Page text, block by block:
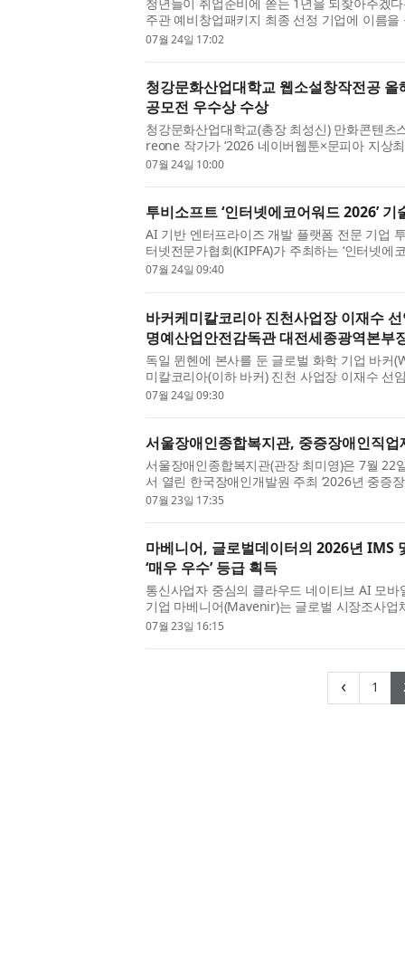
청년들이 취업준비에 쏟는 1년을 되찾아주겠
주관 예비창업패키지 최종 선정 기업에 이름
커리어AI’를 개발하는 하이퍼커브(대표 손양모)
07월 24일 17:02
청강문화산업대학교 웹소설창작전공
공모전 우수상 수상
청강문화산업대학교(총장 최성신) 만화콘텐츠
reone 작가가 ‘2026 네이버웹툰×문피아 지상
았다. 수상작은 ‘미국에서 태권도장을 여니 이
07월 24일 10:00
투비소프트 ‘인터넷에코어워드 2026’
AI 기반 엔터프라이즈 개발 플랫폼 전문 기업
터넷전문가협회(KIPFA)가 주최하는 ‘인터넷에
수상했다고 24일 밝혔다. 시상식은 지난 23일
07월 24일 09:40
바커케미칼코리아 진천사업장 이재수
명예산업안전감독관 대전세종광역본부
독일 뮌헨에 본사를 둔 글로벌 화학 기업 바커
미칼코리아(이하 바커) 진천 사업장 이재수 선
산업안전보건공단에서 주관한 지역보건대회(
07월 24일 09:30
서울장애인종합복지관, 중증장애인직
서울장애인종합복지관(관장 최미영)은 7월 22
서 열린 한국장애인개발원 주최 ‘2026년 중증
례 공모전’에서 인공지능(AI) 활용 직무 개발 분
07월 23일 17:35
마베니어, 글로벌데이터의 2026년 IMS
‘매우 우수’ 등급 획득
통신사업자 중심의 클라우드 네이티브 AI 모
기업 마베니어(Mavenir)는 글로벌 시장조사
한 ‘2026년 6월 IMS 및 음성 코어 경쟁 구도 평
07월 23일 16:15
‹ 1